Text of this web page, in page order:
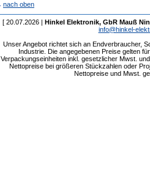
nach oben
[ 20.07.2026 | Hinkel Elektronik, GbR Mauß
info@hinkel-
Unser Angebot richtet sich an Endverbraucher,
Industrie. Die angegebenen Preise gelten
Verpackungseinheiten inkl. gesetzlicher Mwst.
Nettopreise bei größeren Stückzahlen oder
Nettopreise und Mwst.